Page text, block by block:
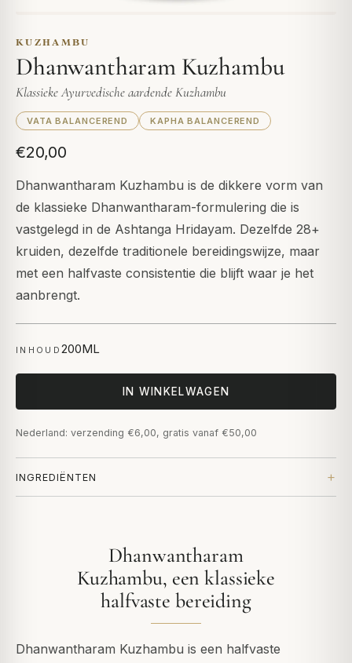
KUZHAMBU
Dhanwantharam Kuzhambu
Klassieke Ayurvedische aardende Kuzhambu
VATA BALANCEREND KAPHA BALANCEREND
€20,00
Dhanwantharam Kuzhambu is de dikkere vorm van
de klassieke Dhanwantharam-formulering die is
vastgelegd in de Ashtanga Hridayam. Dezelfde 28+
kruiden, dezelfde traditionele bereidingswijze, maar
met een halfvaste consistentie die blijft waar je het
aanbrengt.
INHOUD 200ML
IN WINKELWAGEN
Nederland: verzending €6,00, gratis vanaf €50,00
INGREDIËNTEN
Dhanwantharam
Kuzhambu, een klassieke
halfvaste bereiding
Dhanwantharam Kuzhambu is een halfvaste